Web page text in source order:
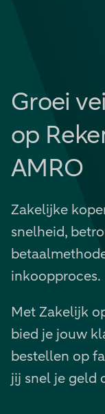
Groei
op
AMRO
Zakelijke
snelheid,
inkoopproces.
Met Zakelijk
bied je jouw
bestellen op
jij snel je geld